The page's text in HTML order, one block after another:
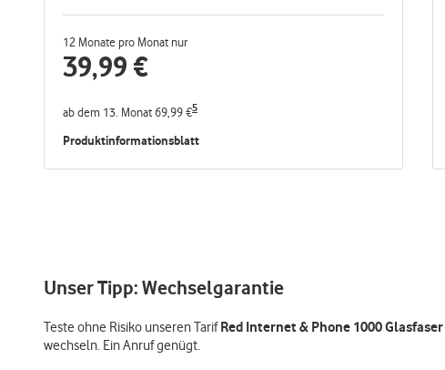
12 Monate pro Monat nur
39,99 €
ab dem 13. Monat 69,99 €5
Produktinformationsblatt
Unser Tipp: Wechselgarantie
Teste ohne Risiko unseren TarifRed Internet & Phone 1000 Glasfaser
wechseln. Ein Anruf genügt.